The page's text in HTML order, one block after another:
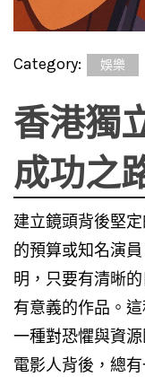
Category: 娛樂
香港獨
成功之
建立鏡頭背後堅
的預算或知名演
明，只要有清晰
有意義的作品。
一種對恐懼與資
電影人背後，總